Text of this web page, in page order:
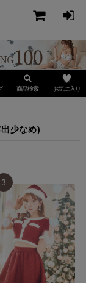
商品検索 お気に入り
少なめ)